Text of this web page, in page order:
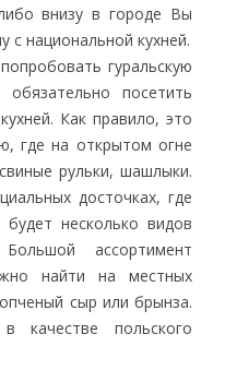
внизу в городе Вы
с национальной кухней.
гуральскую
посетить
Как правило, это
где на открытом огне
рульки, шашлыки.
досточках, где
несколько видов
ассортимент
найти на местных
сыр или брынза.
качестве польского